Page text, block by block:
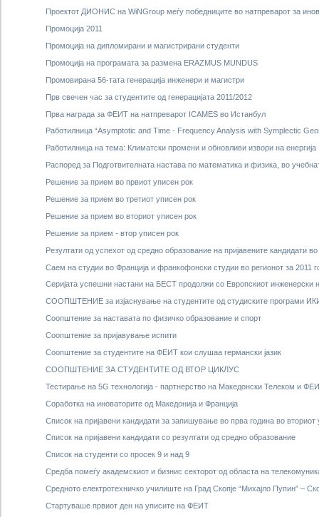
Проектот ДИОНИС на WiNGroup меѓу победниците во натпреварот за
Промоција 2011
Промоција на дипломирани и магистрирани студенти
Промоција на програмата за размена ERAZMUS MUNDUS
Промовирана 56-тата генерација инженери и магистри
Прв свечен час за студентите од генерацијата 2011/2012
Прва награда за ФЕИТ на натпреварот ICAMES во Истанбул
Работилница “Asymptotic and Time - Frequency Analysis with Symplectic
Работилница на тема: Климатски промени и обновливи извори на енергија
Распоред за Подготвителната настава по математика и физика, во
Решение за прием во првиот уписен рок
Решение за прием во третиот уписен рок
Решение за прием во вториот уписен рок
Решение за прием - втор уписен рок
Резултати од успехот од средно образование на пријавените кандидати
Саем на студии во Франција и франкофонски студии во регионот за 2011
Серијата успешни настани на БЕСТ продолжи со Европскиот инженерски
СООПШТЕНИЕ за изјаснување на студентите од студиските програми
Соопштение за наставата по физичко образование и спорт
Соопштение за пријавување испити
Соопштение за студентите на ФЕИТ кои слушаа германски јазик
СООПШТЕНИЕ ЗА СТУДЕНТИТЕ ОД ВТОР ЦИКЛУС
Тестирање на 5G технологија - партнерство на Македонски Телеком и
Соработка на иноваторите од Македонија и Франција
Список на пријавени кандидати за запишување во прва година во вториот
Список на пријавени кандидати со резултати од средно образование
Список на студенти со просек 9 и над 9
Средба помеѓу академскиот и бизнис секторот од областа на
Средното електротехничко училиште на Град Скопје “Михајло Пупин” –
Стартуваше првиот ден на уписите на ФЕИТ